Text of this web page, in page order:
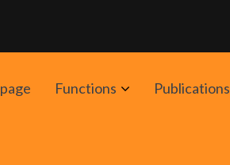
Functions AvaaPublications